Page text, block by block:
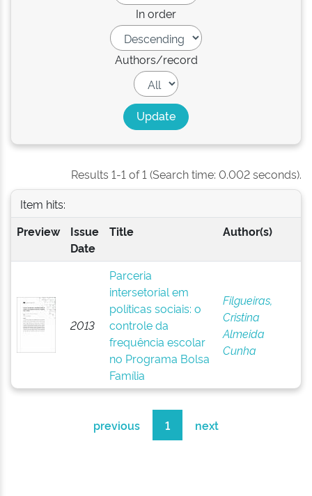
In order
Authors/record
Results 1-1 of 1 (Search time: 0.002 seconds).
Item hits:
Preview
Issue
Date
Title Author(s)
2013
Parceria
intersetorial em
políticas sociais: o
controle da
frequência escolar
no Programa Bolsa
Família
Filgueiras,
Cristina
Almeida
Cunha
previous 1 next